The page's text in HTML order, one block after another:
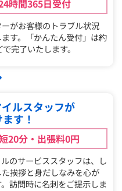
時間365日受付
がお客様のトラブル状況
す。「かんたん受付」は約
完了いたします。
ルスタッフが
す！
20分・出張料0円
のサービススタッフは、し
挨拶と身だしなみを心が
訪問時に名刺をご提示しま